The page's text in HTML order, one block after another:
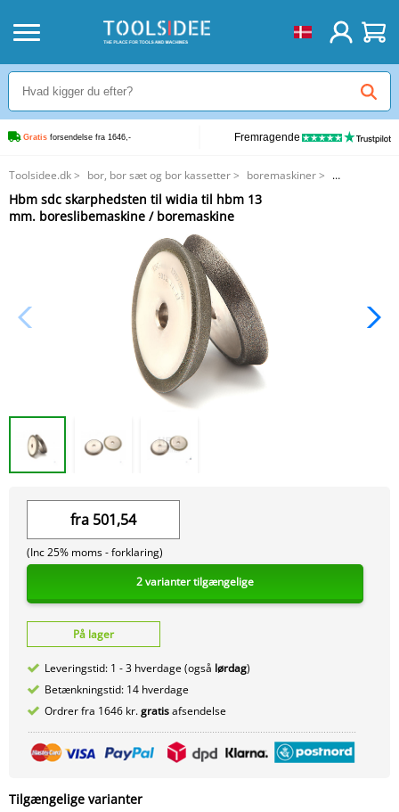
Gratis forsendelse fra 1646,- Fremragende
Toolsidee.dk> bor, bor sæt og bor kassetter> boremaskiner>
Hbm sdc skarphedsten til widia til hbm 13 mm. boreslibemaskine /
boremaskine
Hbm sdc skarphedsten til widia til hbm 13
mm. boreslibemaskine / boremaskine
fra 501,54
(Inc 25% moms -forklaring)
2 varianter tilgængelige
På lager
Leveringstid: 1 - 3 hverdage (også lørdag)
Betænkningstid: 14 hverdage
Ordrer fra 1646 kr.gratisafsendelse
Tilgængelige varianter